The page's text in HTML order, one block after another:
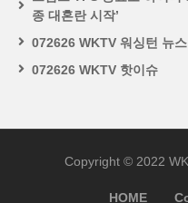
종 대혼란 시작’
072626 WKTV 워싱턴 뉴
072626 WKTV 핫이슈
Copyright © 2022
HOME